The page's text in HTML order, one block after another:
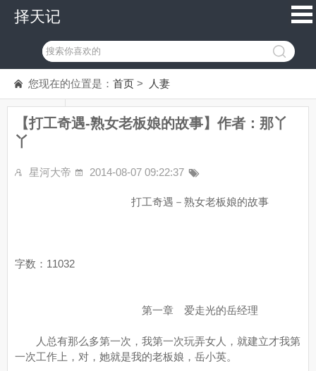
择天记
您现在的位置是： 首页 > 人妻
【打工奇遇-熟女老板娘的故事】作者：那丫
丫
星河大帝 2014-08-07 09:22:37
打工奇遇－熟女老板娘的故事
字数：11032
第一章 爱走光的岳经理
人总有那么多第一次，我第一次玩弄女人，就建立才我第
一次工作上，对，她就是我的老板娘，岳小英。